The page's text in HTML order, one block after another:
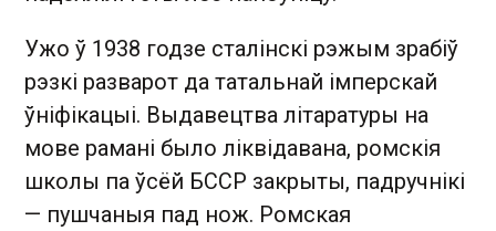
Ужо ў 1938 годзе сталінскі рэжым зрабіў
рэзкі разварот да татальнай імперскай
ўніфікацыі. Выдавецтва літаратуры на
мове рамані было ліквідавана, ромскія
школы па ўсёй БССР закрыты, падручнікі
— пушчаныя пад нож. Ромская